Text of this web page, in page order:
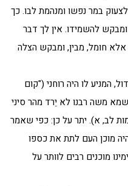
במר נפשו ומנהמת לבו. כך
להשמידו. אין לך דבר
אלא חומל, מבין, ומבקש הצלה
המניע לו היה רוחני ("קום
משה רבנו לא יֵרד מהר סיני
לב, א). יתר על כן: כפי שאמר
מוכן העם לתת את כספו
מוכנים רבים לוותר על